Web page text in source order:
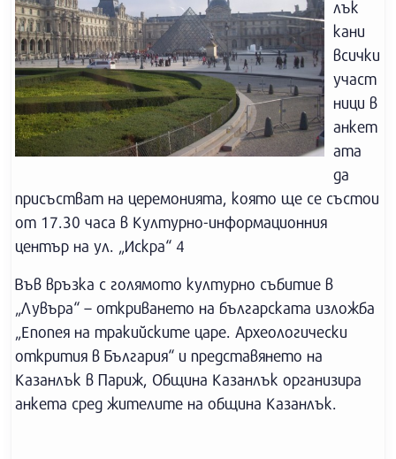
лък
кани
всички
участ
ници в
анкет
ата
да
присъстват на церемонията, която ще се състои
от 17.30 часа в Културно-информационния
център на ул. „Искра“ 4
Във връзка с голямото културно събитие в
„Лувъра“ – откриването на българската изложба
„Епопея на тракийските царе. Археологически
открития в България“ и представянето на
Казанлък в Париж, Община Казанлък организира
анкета сред жителите на община Казанлък.